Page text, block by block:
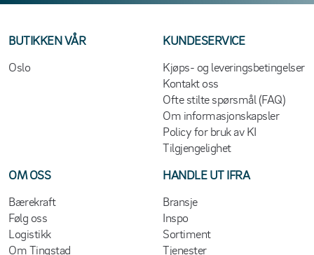
BUTIKKEN VÅR
Oslo
KUNDESERVICE
Kjøps- og leveringsbetingelser
Kontakt oss
Ofte stilte spørsmål (FAQ)
Om informasjonskapsler
Policy for bruk av KI
Tilgjengelighet
OM OSS
Bærekraft
Følg oss
Logistikk
Om Tingstad
HANDLE UT IFRA
Bransje
Inspo
Sortiment
Tjenester